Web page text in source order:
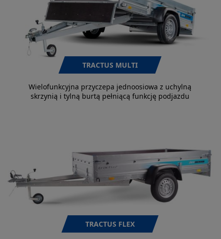
TRACTUS MULTI
Wielofunkcyjna przyczepa jednoosiowa z uchylną
skrzynią i tylną burtą pełniącą funkcję podjazdu
TRACTUS FLEX